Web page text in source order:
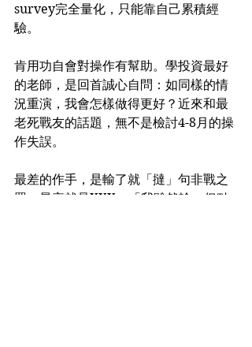
survey完全量化，只能靠自己累積經
驗。
肯用功自會對操作有幫助。學投資最好
的老師，是回首誠心自問：如同樣的情
況重演，我會怎樣做得更好？近來和最
老死戰友的話題，無不是檢討4-8月的操
作失誤。
最差的作手，是輸了就「撻」句非戰之
罪，最衰就是XXX，「我雖然輸，但點